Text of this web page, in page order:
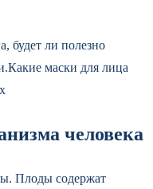
будет ли полезно
маски для лица
человека
Плоды содержат